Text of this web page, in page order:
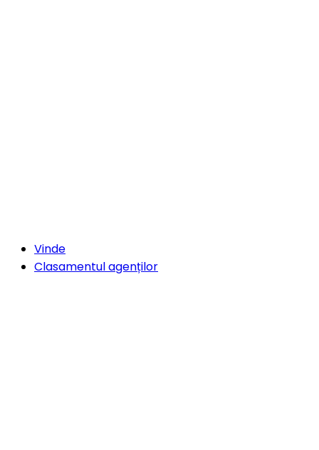
Vinde
Clasamentul agenților